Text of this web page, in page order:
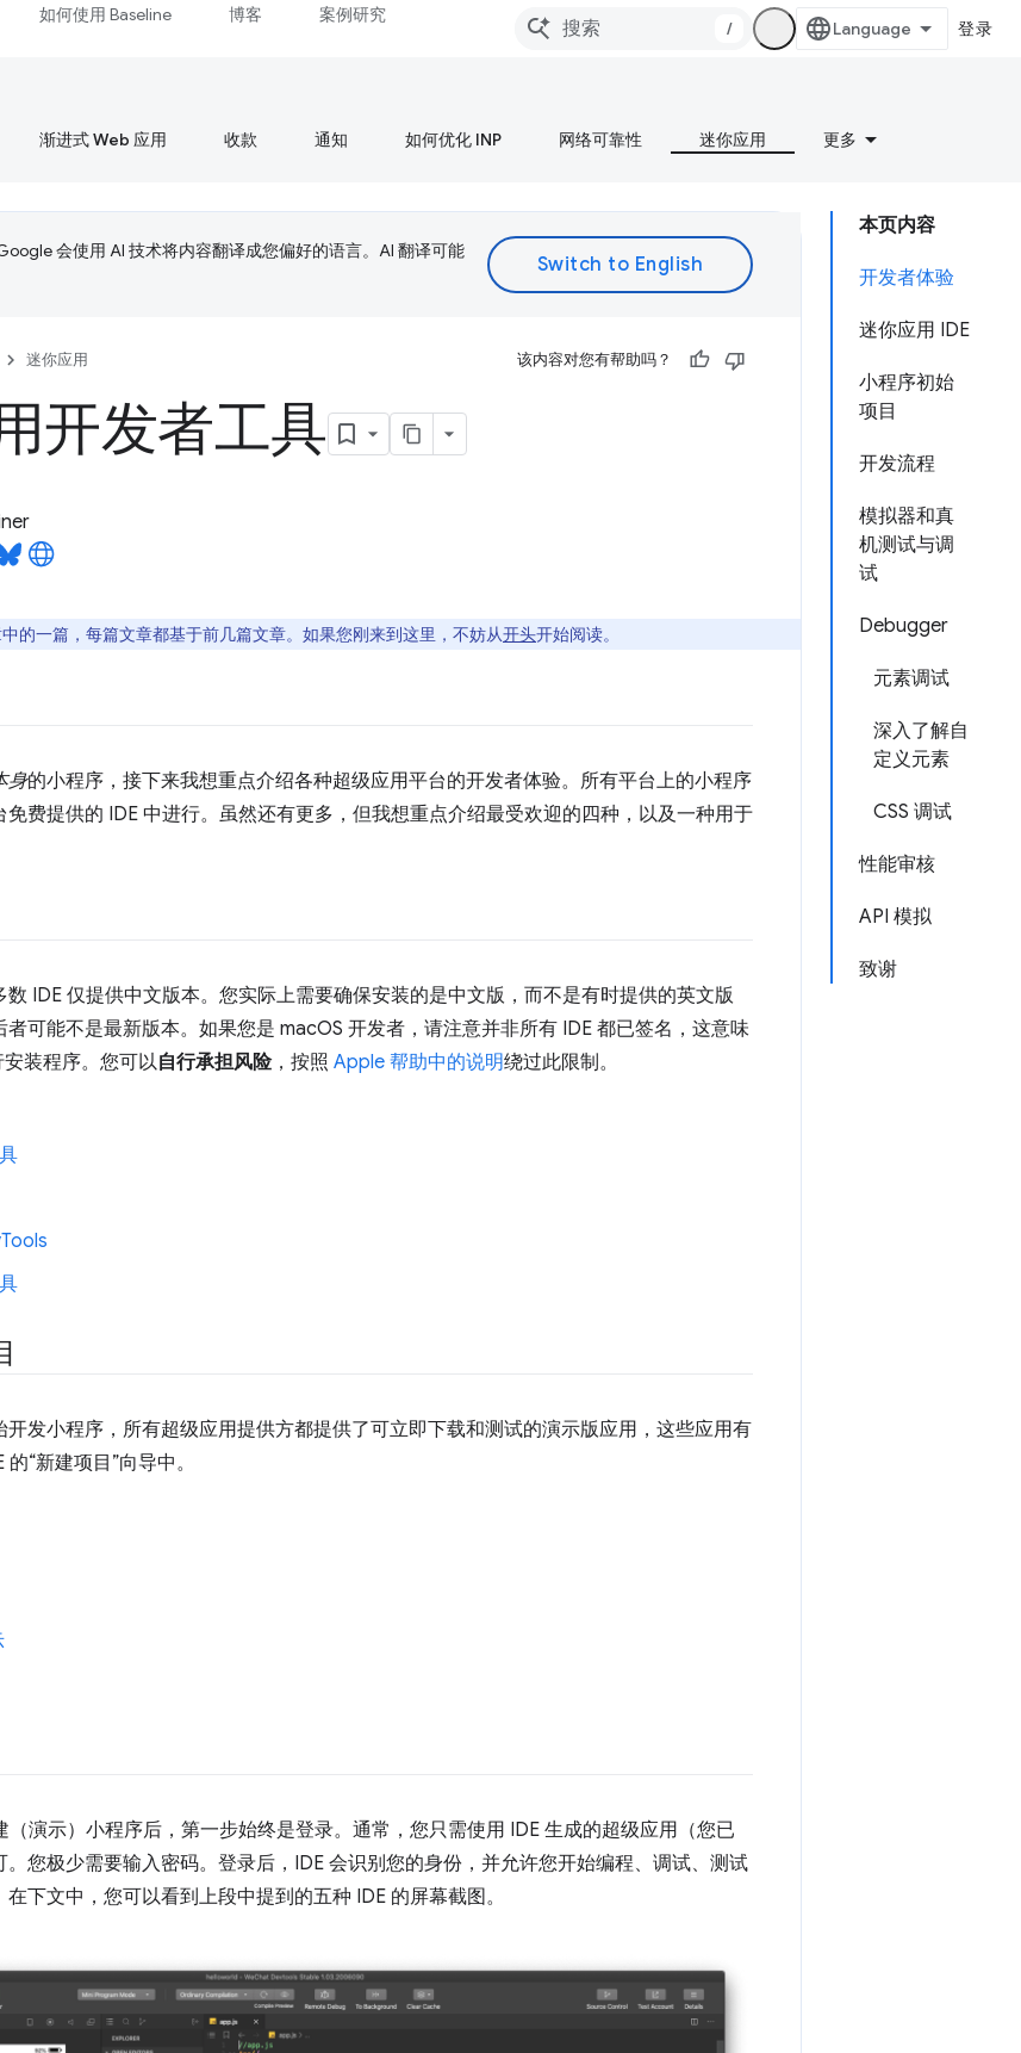
如何使用 Baseline 博客 案例研究
/ 登录
渐进式 Web 应用 收款 通知 如何优化 INP 网络可靠性 迷你应用 更多
本页内容
开发者体验
迷你应用 IDE
小程序初始
项目
开发流程
模拟器和真
机测试与调
试
Debugger
元素调试
深入了解自
定义元素
CSS 调试
性能审核
API 模拟
致谢
会使用 AI 技术将内容翻译成您偏好的语言。AI 翻译可能
迷你应用 该内容对您有帮助吗？
开发者工具
的一篇，每篇文章都基于前几篇文章。如果您刚来到这里，不妨从开头开始阅读。
身的小程序，接下来我想重点介绍各种超级应用平台的开发者体验。所有平台上的小程序
费提供的 IDE 中进行。虽然还有更多，但我想重点介绍最受欢迎的四种，以及一种用于
IDE 仅提供中文版本。您实际上需要确保安装的是中文版，而不是有时提供的英文版
者可能不是最新版本。如果您是 macOS 开发者，请注意并非所有 IDE 都已签名，这意味
装程序。您可以自行承担风险，按照 Apple 帮助中的说明绕过此限制。
开发小程序，所有超级应用提供方都提供了可立即下载和测试的演示版应用，这些应用有
“新建项目”向导中。
（演示）小程序后，第一步始终是登录。通常，您只需使用 IDE 生成的超级应用（您已
您极少需要输入密码。登录后，IDE 会识别您的身份，并允许您开始编程、调试、测试
下文中，您可以看到上段中提到的五种 IDE 的屏幕截图。